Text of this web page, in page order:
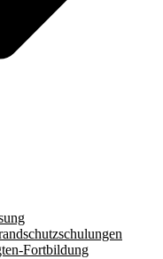
Fortbildung